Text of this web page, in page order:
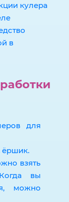
кулера
в
для
ёршик.
взять
вы
можно